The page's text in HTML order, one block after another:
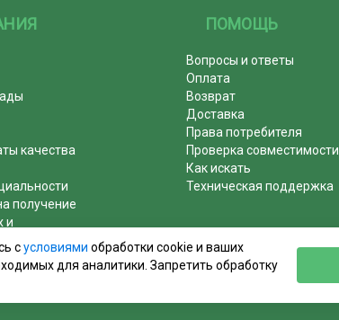
качества
получение
и
рассылок
покупают у
ПОМОЩЬ
Вопросы и ответы
Оплата
Возврат
Доставка
Права потребителя
Проверка совместимости
Как искать
Техническая поддержка
сусловиями обработки cookie и ваших
для аналитики. Запретить обработку